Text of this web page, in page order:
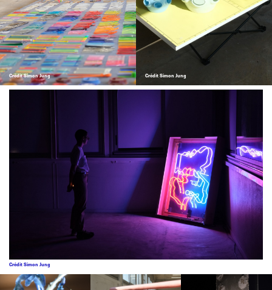
Crédit Simon Jung Crédit Simon Jung
Crédit Simon Jung